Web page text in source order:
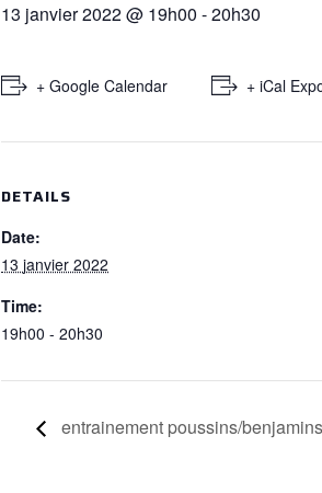
13 janvier 2022 @ 19h00 -20h30
+ Google Calendar + iCal
DETAILS
Date:
13 janvier 2022
Time:
19h00 - 20h30
entrainement poussins/